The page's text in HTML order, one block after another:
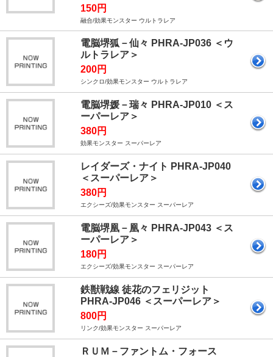
150円
融合/効果モンスター ウルトラレア
電脳堺狐－仙々 PHRA-JP036 ＜ウ
ルトラレア＞
200円
シンクロ/効果モンスター ウルトラレア
電脳堺媛－瑞々 PHRA-JP010 ＜ス
ーパーレア＞
380円
効果モンスター スーパーレア
レイダーズ・ナイト PHRA-JP040
＜スーパーレア＞
380円
エクシーズ/効果モンスター スーパーレア
電脳堺凰－凰々 PHRA-JP043 ＜ス
ーパーレア＞
180円
エクシーズ/効果モンスター スーパーレア
鉄獣戦線 徒花のフェリジット
PHRA-JP046 ＜スーパーレア＞
800円
リンク/効果モンスター スーパーレア
ＲＵＭ－ファントム・フォース